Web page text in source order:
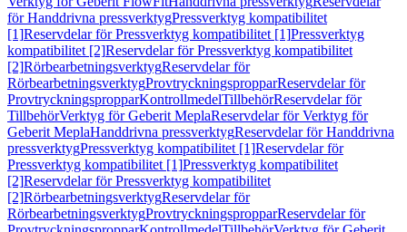
för Handdrivna pressverktygPressverktyg kompatibilitet
[1]Reservdelar för Pressverktyg kompatibilitet [1]Pressverktyg
kompatibilitet [2]Reservdelar för Pressverktyg kompatibilitet
[2]RörbearbetningsverktygReservdelar för
RörbearbetningsverktygProvtryckningspropparReservdelar för
ProvtryckningspropparKontrollmedelTillbehörReservdelar för
TillbehörVerktyg för Geberit MeplaReservdelar för Verktyg för
Geberit MeplaHanddrivna pressverktygReservdelar för Handdrivna
pressverktygPressverktyg kompatibilitet [1]Reservdelar för
Pressverktyg kompatibilitet [1]Pressverktyg kompatibilitet
[2]Reservdelar för Pressverktyg kompatibilitet
[2]RörbearbetningsverktygReservdelar för
RörbearbetningsverktygProvtryckningspropparReservdelar för